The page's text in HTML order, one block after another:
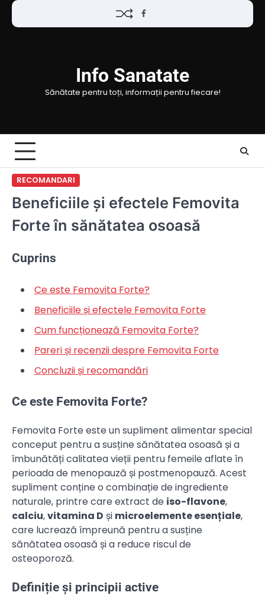
Skip
Facebook
Info Sanatate
Sănătate pentru toți, informații pentru fiecare!
RECOMANDARI
Beneficiile și efectele Femovita
Forte în sănătatea osoasă
Cuprins
Ce este Femovita Forte?
Beneficiile și efectele Femovita Forte
Cum funcționează Femovita Forte?
Pareri și recenzii despre Femovita Forte
Concluzii și recomandări
Ce este Femovita Forte?
Femovita Forte este un supliment alimentar special
conceput pentru a susține sănătatea osoasă și a
îmbunătăți calitatea vieții pentru femeile aflate în
perioada de menopauză și postmenopauză. Acest
supliment conține o combinație de ingrediente
naturale, printre care extract de iso-flavone,
calciu,vitamina D și microelemente esențiale,
care lucrează împreună pentru a susține
sănătatea osoasă și a reduce riscul de
osteoporoză.
Definiție și principii active